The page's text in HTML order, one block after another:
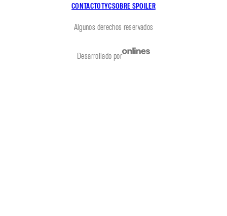
CONTACTOTYCSOBRE SPOILER
Algunos derechos reservados
Desarrollado por